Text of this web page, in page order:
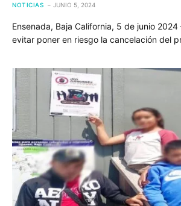
NOTICIAS JUNIO 5, 2024
Ensenada, Baja California, 5 de junio
evitar poner en riesgo la cancelación del